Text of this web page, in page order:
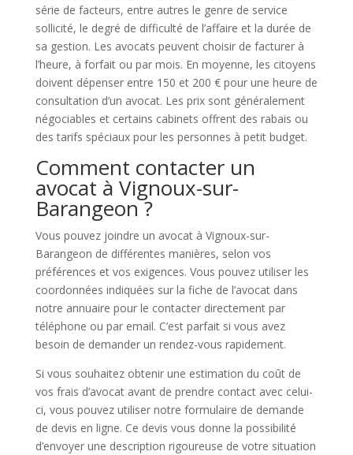
série de facteurs, entre autres le genre de service
sollicité, le degré de difficulté de l’affaire et la durée de
sa gestion. Les avocats peuvent choisir de facturer à
l’heure, à forfait ou par mois. En moyenne, les citoyens
doivent dépenser entre 150 et 200 € pour une heure de
consultation d’un avocat. Les prix sont généralement
négociables et certains cabinets offrent des rabais ou
des tarifs spéciaux pour les personnes à petit budget.
Comment contacter un
avocat à Vignoux-sur-
Barangeon ?
Vous pouvez joindre un avocat à Vignoux-sur-
Barangeon de différentes manières, selon vos
préférences et vos exigences. Vous pouvez utiliser les
coordonnées indiquées sur la fiche de l’avocat dans
notre annuaire pour le contacter directement par
téléphone ou par email. C’est parfait si vous avez
besoin de demander un rendez-vous rapidement.
Si vous souhaitez obtenir une estimation du coût de
vos frais d’avocat avant de prendre contact avec celui-
ci, vous pouvez utiliser notre formulaire de demande
de devis en ligne. Ce devis vous donne la possibilité
d’envoyer une description rigoureuse de votre situation